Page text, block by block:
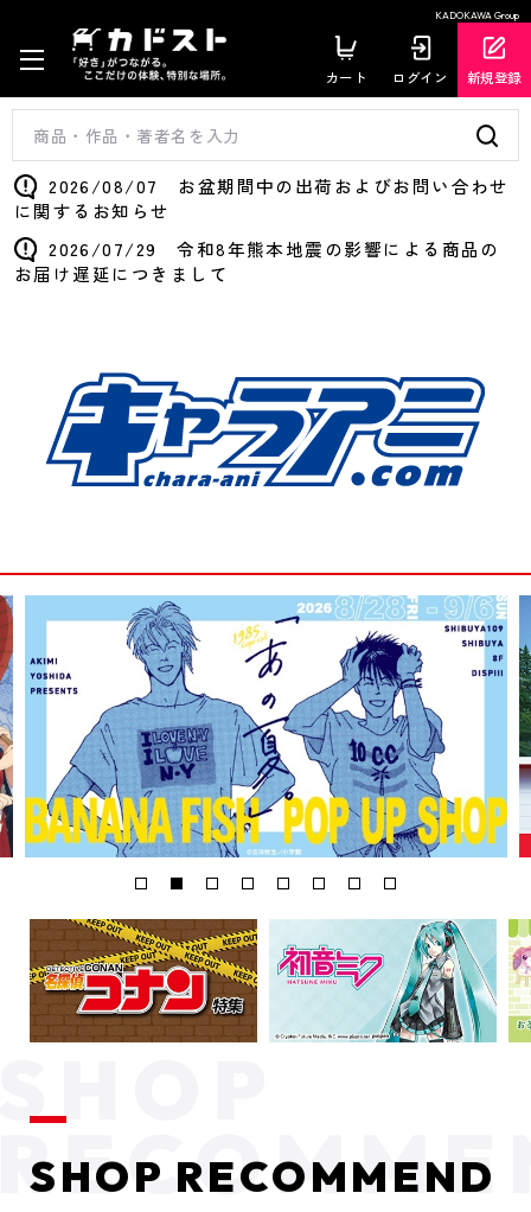
KADOKAWA Group
カート ログイン 新規登録
2026/08/07 お盆期間中の出荷およびお問い合わせ
に関するお知らせ
2026/07/29 令和8年熊本地震の影響による商品の
お届け遅延につきまして
SHOP RECOMMEND